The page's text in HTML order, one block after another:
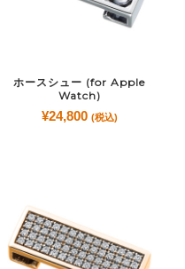
ホースシュー (for Apple
Watch)
¥24,800 (税込)